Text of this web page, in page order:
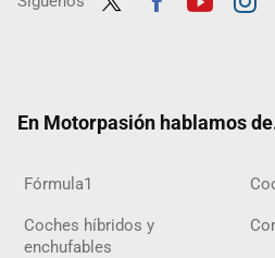
En Motorpasión hablamos
Fórmula1
Coches híbridos y
enchufables